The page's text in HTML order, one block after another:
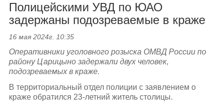
Полицейскими УВД по ЮАО
задержаны подозреваемые в краже
16 мая 2024г. 10:35
Оперативники уголовного розыска ОМВД России по
району Царицыно задержали двух человек,
подозреваемых в краже.
В территориальный отдел полиции с заявлением о
краже обратился 23-летний житель столицы.